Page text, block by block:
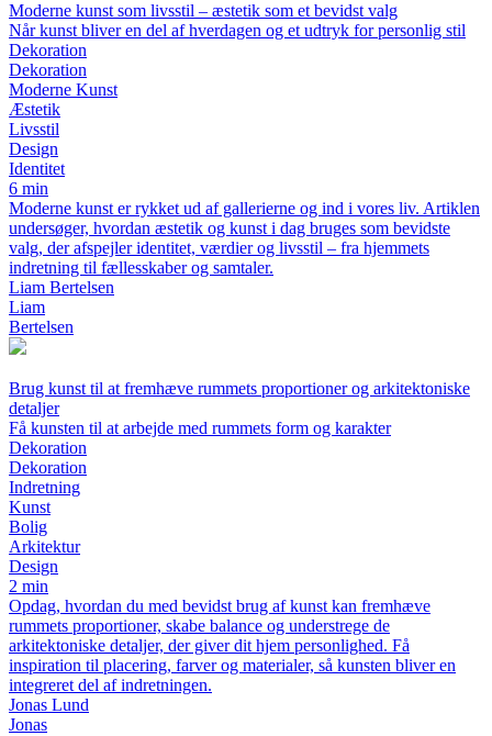
Moderne kunst som livsstil – æstetik som et bevidst valg
Når kunst bliver en del af hverdagen og et udtryk for personlig stil
Dekoration
Dekoration
Moderne Kunst
Æstetik
Livsstil
Design
Identitet
6 min
Moderne kunst er rykket ud af gallerierne og ind i vores liv. Artiklen
undersøger, hvordan æstetik og kunst i dag bruges som bevidste
valg, der afspejler identitet, værdier og livsstil – fra hjemmets
indretning til fællesskaber og samtaler.
Liam Bertelsen
Liam
Bertelsen
Brug kunst til at fremhæve rummets proportioner og arkitektoniske
detaljer
Få kunsten til at arbejde med rummets form og karakter
Dekoration
Dekoration
Indretning
Kunst
Bolig
Arkitektur
Design
2 min
Opdag, hvordan du med bevidst brug af kunst kan fremhæve
rummets proportioner, skabe balance og understrege de
arkitektoniske detaljer, der giver dit hjem personlighed. Få
inspiration til placering, farver og materialer, så kunsten bliver en
integreret del af indretningen.
Jonas Lund
Jonas